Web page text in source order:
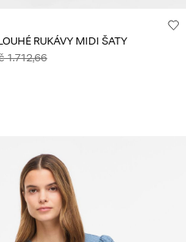
RUKÁVY MIDI ŠATY
1.712,66